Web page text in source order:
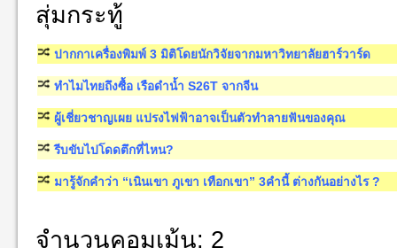
สุ่มกระทู้
ปากกาเครื่องพิมพ์ 3 มิติโดยนักวิจัยจากมหาวิทยาลัยฮาร์วาร์ด
ทำไมไทยถึงซื้อ เรือดำน้ำ S26T จากจีน
ผู้เชี่ยวชาญเผย แปรงไฟฟ้าอาจเป็นตัวทำลายฟันของคุณ
รีบขับไปโดดตึกที่ไหน?
มารู้จักคำว่า “เนินเขา ภูเขา เทือกเขา” 3คำนี้ ต่างกันอย่างไร ?
จำนวนคอมเม้น: 2